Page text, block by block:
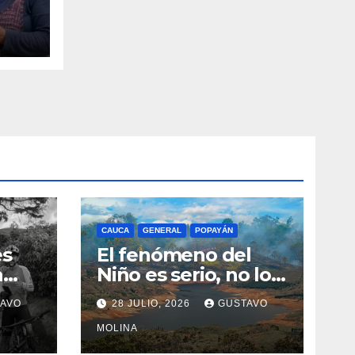
de
el
CAUCA GENERAL POPAYÁN
El fenómeno del
Niño es serio, no lo
tome a juego
28 JULIO, 2026 GUSTAVO
MOLINA